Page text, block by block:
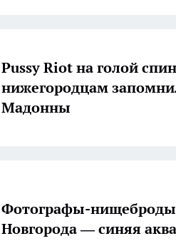
Pussy Riot на голой
нижегородцам
Мадонны
Фотографы-
Новгорода — синяя